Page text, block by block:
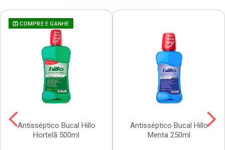
COMPRE E GANHE
Antisséptico Bucal Hillo
Hortelã 500ml
Antisséptico Bucal Hillo
Menta 250ml